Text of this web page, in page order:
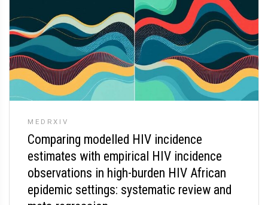
MEDRXIV
Comparing modelled HIV incidence
estimates with empirical HIV incidence
observations in high-burden HIV African
epidemic settings: systematic review and